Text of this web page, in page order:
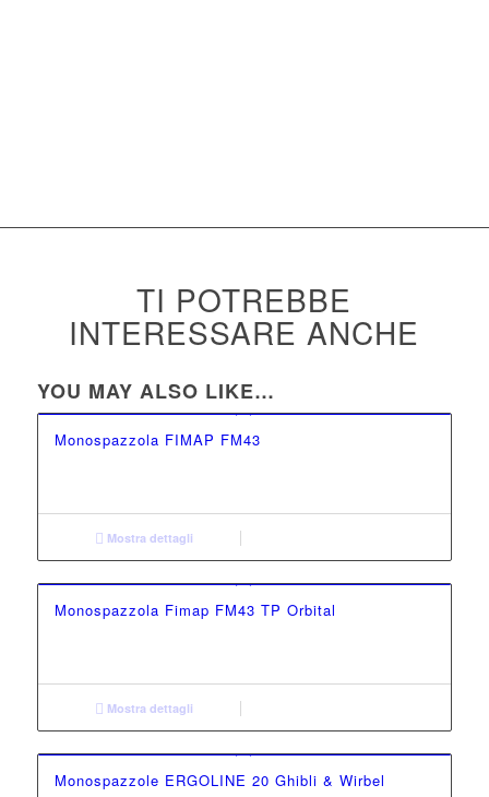
TI POTREBBE
INTERESSARE ANCHE
YOU MAY ALSO LIKE…
Monospazzola FIMAP FM43
Mostra dettagli
Monospazzola Fimap FM43 TP Orbital
Mostra dettagli
Monospazzole ERGOLINE 20 Ghibli & Wirbel